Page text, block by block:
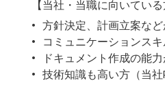
【当社・当職に向いている
方針決定、計画立案な
コミュニケーションス
ドキュメント作成の能
技術知識も高い方（当